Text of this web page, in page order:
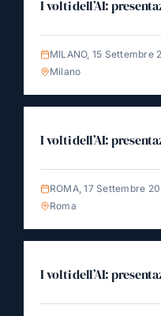
I volti dell’AI:
MILANO, 15 Settembre
Milano
I volti dell’AI:
ROMA, 17 Settembre
Roma
I volti dell’AI: